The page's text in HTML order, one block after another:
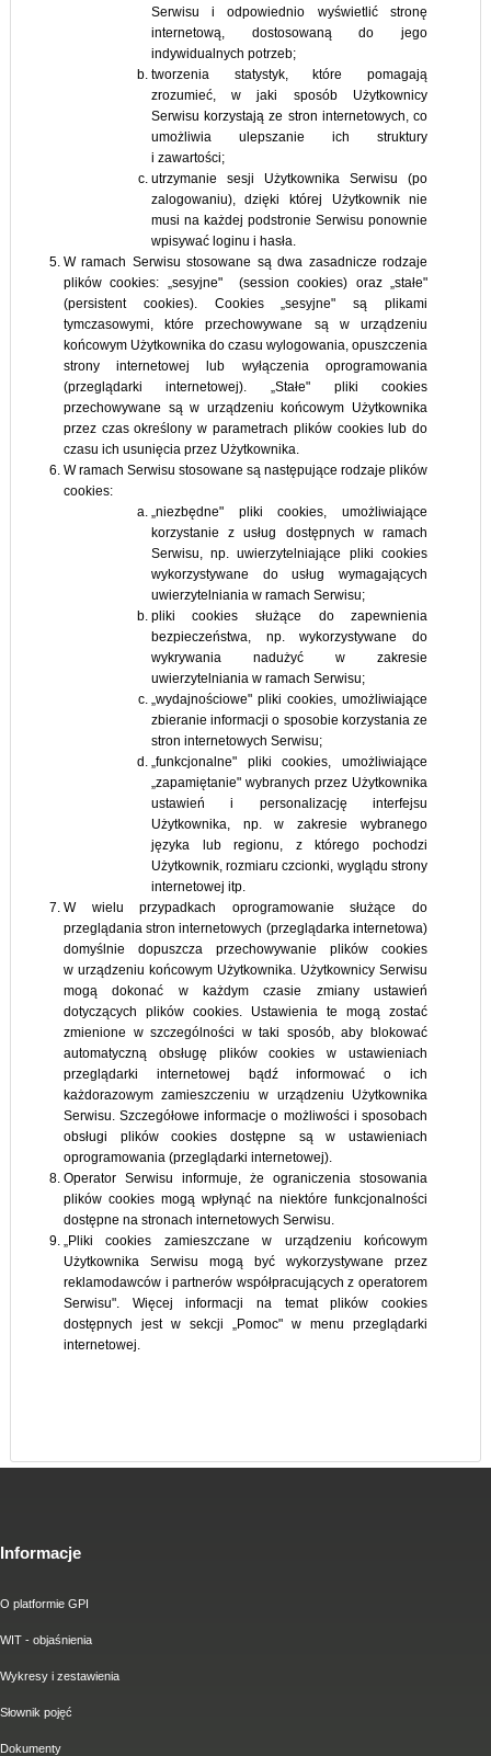
Serwisu i odpowiednio wyświetlić stronę
internetową, dostosowaną do jego
indywidualnych potrzeb;
tworzenia statystyk, które pomagają
zrozumieć, w jaki sposób Użytkownicy
Serwisu korzystają ze stron internetowych, co
umożliwia ulepszanie ich struktury
i zawartości;
utrzymanie sesji Użytkownika Serwisu (po
zalogowaniu), dzięki której Użytkownik nie
musi na każdej podstronie Serwisu ponownie
wpisywać loginu i hasła.
W ramach Serwisu stosowane są dwa zasadnicze rodzaje
plików cookies: „sesyjne" (session cookies) oraz „stałe"
(persistent cookies). Cookies „sesyjne" są plikami
tymczasowymi, które przechowywane są w urządzeniu
końcowym Użytkownika do czasu wylogowania, opuszczenia
strony internetowej lub wyłączenia oprogramowania
(przeglądarki internetowej). „Stałe" pliki cookies
przechowywane są w urządzeniu końcowym Użytkownika
przez czas określony w parametrach plików cookies lub do
czasu ich usunięcia przez Użytkownika.
W ramach Serwisu stosowane są następujące rodzaje plików
cookies:
„niezbędne" pliki cookies, umożliwiające
korzystanie z usług dostępnych w ramach
Serwisu, np. uwierzytelniające pliki cookies
wykorzystywane do usług wymagających
uwierzytelniania w ramach Serwisu;
pliki cookies służące do zapewnienia
bezpieczeństwa, np. wykorzystywane do
wykrywania nadużyć w zakresie
uwierzytelniania w ramach Serwisu;
„wydajnościowe" pliki cookies, umożliwiające
zbieranie informacji o sposobie korzystania ze
stron internetowych Serwisu;
„funkcjonalne" pliki cookies, umożliwiające
„zapamiętanie" wybranych przez Użytkownika
ustawień i personalizację interfejsu
Użytkownika, np. w zakresie wybranego
języka lub regionu, z którego pochodzi
Użytkownik, rozmiaru czcionki, wyglądu strony
internetowej itp.
W wielu przypadkach oprogramowanie służące do
przeglądania stron internetowych (przeglądarka internetowa)
domyślnie dopuszcza przechowywanie plików cookies
w urządzeniu końcowym Użytkownika. Użytkownicy Serwisu
mogą dokonać w każdym czasie zmiany ustawień
dotyczących plików cookies. Ustawienia te mogą zostać
zmienione w szczególności w taki sposób, aby blokować
automatyczną obsługę plików cookies w ustawieniach
przeglądarki internetowej bądź informować o ich
każdorazowym zamieszczeniu w urządzeniu Użytkownika
Serwisu. Szczegółowe informacje o możliwości i sposobach
obsługi plików cookies dostępne są w ustawieniach
oprogramowania (przeglądarki internetowej).
Operator Serwisu informuje, że ograniczenia stosowania
plików cookies mogą wpłynąć na niektóre funkcjonalności
dostępne na stronach internetowych Serwisu.
„Pliki cookies zamieszczane w urządzeniu końcowym
Użytkownika Serwisu mogą być wykorzystywane przez
reklamodawców i partnerów współpracujących z operatorem
Serwisu". Więcej informacji na temat plików cookies
dostępnych jest w sekcji „Pomoc" w menu przeglądarki
internetowej.
Informacje
O platformie GPI
WIT - objaśnienia
Wykresy i zestawienia
Słownik pojęć
Dokumenty